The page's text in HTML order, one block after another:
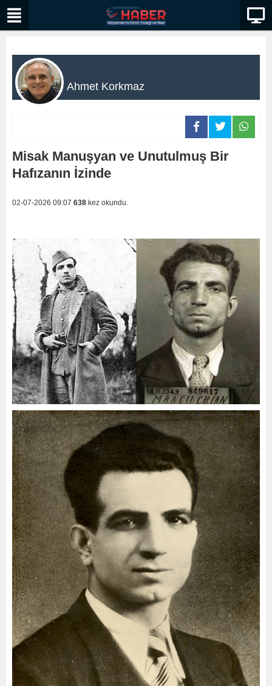
Ahmet Korkmaz
Misak Manuşyan ve Unutulmuş Bir
Hafızanın İzinde
02-07-2026 09:07 638 kez okundu.